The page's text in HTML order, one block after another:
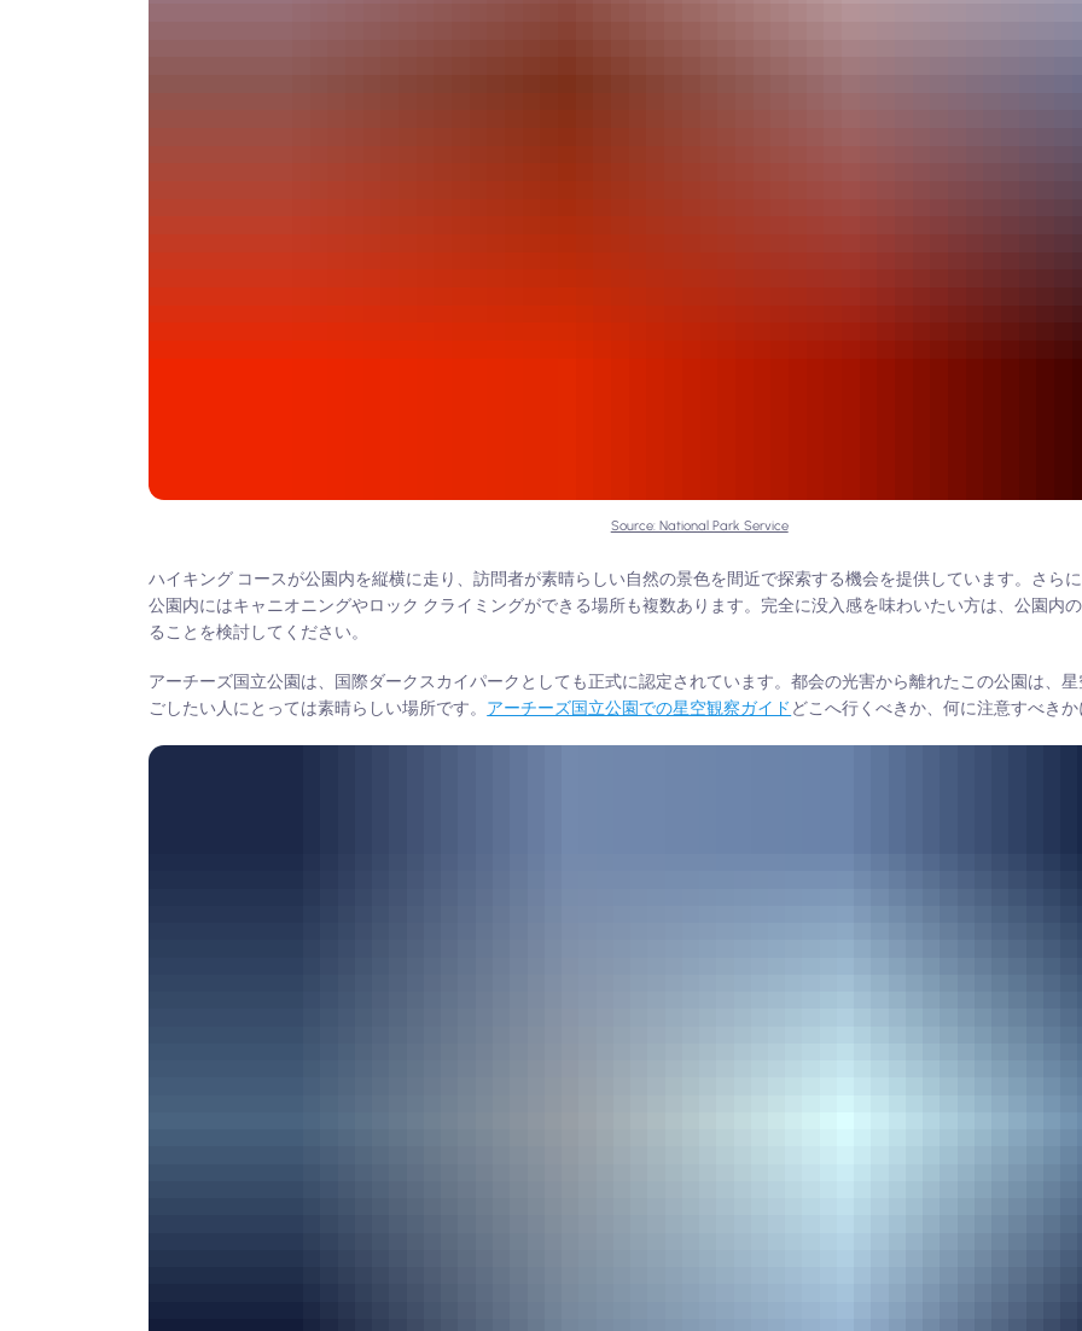
Source: National Park Service
ハイキング コースが公園内を縦横に走り、訪問者が素晴らしい自然の景色を間近で探索する機会を提供しています。さらに
公園内にはキャニオニングやロック クライミングができる場所も複数あります。完全に没入感を味わいたい方は、公園内
ることを検討してください。
アーチーズ国立公園は、国際ダークスカイパークとしても正式に認定されています。都会の光害から離れたこの公園は、
ごしたい人にとっては素晴らしい場所です。 アーチーズ国立公園での星空観察ガイド どこへ行くべきか、何に注意すべきか